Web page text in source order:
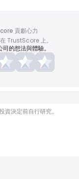
貢獻心力
TrustScore 上。
的想法與體驗。
決定前自行研究。